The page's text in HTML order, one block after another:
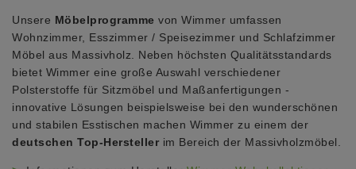
Unsere Möbelprogramme von Wimmer umfassen
Wohnzimmer, Esszimmer / Speisezimmer und Schlafzimmer
Möbel aus Massivholz. Neben höchsten Qualitätsstandards
bietet Wimmer eine große Auswahl verschiedener
Polsterstoffe für Sitzmöbel und Maßanfertigungen -
innovative Lösungen beispielsweise bei den wunderschönen
und stabilen Esstischen machen Wimmer zu einem der
deutschen Top-Hersteller im Bereich der Massivholzmöbel.